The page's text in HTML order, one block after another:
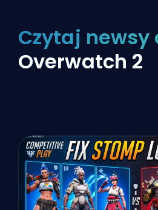
Czytaj newsy
Overwatch 2